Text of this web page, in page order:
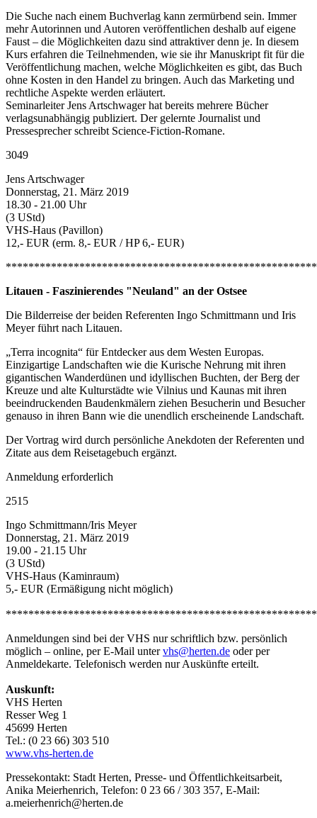
Die Suche nach einem Buchverlag kann zermürbend sein. Immer
mehr Autorinnen und Autoren veröffentlichen deshalb auf eigene
Faust – die Möglichkeiten dazu sind attraktiver denn je. In diesem
Kurs erfahren die Teilnehmenden, wie sie ihr Manuskript fit für die
Veröffentlichung machen, welche Möglichkeiten es gibt, das Buch
ohne Kosten in den Handel zu bringen. Auch das Marketing und
rechtliche Aspekte werden erläutert.
Seminarleiter Jens Artschwager hat bereits mehrere Bücher
verlagsunabhängig publiziert. Der gelernte Journalist und
Pressesprecher schreibt Science-Fiction-Romane.
3049
Jens Artschwager
Donnerstag, 21. März 2019
18.30 - 21.00 Uhr
(3 UStd)
VHS-Haus (Pavillon)
12,- EUR (erm. 8,- EUR / HP 6,- EUR)
Litauen - Faszinierendes "Neuland" an der Ostsee
Die Bilderreise der beiden Referenten Ingo Schmittmann und Iris
Meyer führt nach Litauen.
„Terra incognita“ für Entdecker aus dem Westen Europas.
Einzigartige Landschaften wie die Kurische Nehrung mit ihren
gigantischen Wanderdünen und idyllischen Buchten, der Berg der
Kreuze und alte Kulturstädte wie Vilnius und Kaunas mit ihren
beeindruckenden Baudenkmälern ziehen Besucherin und Besucher
genauso in ihren Bann wie die unendlich erscheinende Landschaft.
Der Vortrag wird durch persönliche Anekdoten der Referenten und
Zitate aus dem Reisetagebuch ergänzt.
Anmeldung erforderlich
2515
Ingo Schmittmann/Iris Meyer
Donnerstag, 21. März 2019
19.00 - 21.15 Uhr
(3 UStd)
VHS-Haus (Kaminraum)
5,- EUR (Ermäßigung nicht möglich)
Anmeldungen sind bei der VHS nur schriftlich bzw. persönlich
möglich – online, per E-Mail untervhs@herten.de oder per
Anmeldekarte. Telefonisch werden nur Auskünfte erteilt.
Auskunft:
VHS Herten
Resser Weg 1
45699 Herten
Tel.: (0 23 66) 303 510
www.vhs-herten.de
Pressekontakt: Stadt Herten, Presse- und Öffentlichkeitsarbeit,
Anika Meierhenrich, Telefon: 0 23 66 / 303 357, E-Mail:
a.meierhenrich@herten.de